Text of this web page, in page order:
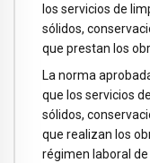
los servicios de
sólidos,
que prestan los
La norma
que los servicios
sólidos,
que realizan los
régimen laboral